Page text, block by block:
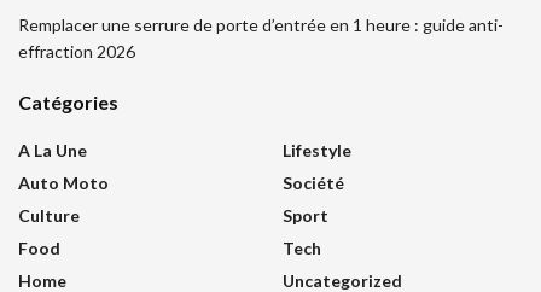
Remplacer une serrure de porte d’entrée en 1 heure : guide anti-
effraction 2026
Catégories
A La Une
Auto Moto
Culture
Food
Home
Lifestyle
Société
Sport
Tech
Uncategorized